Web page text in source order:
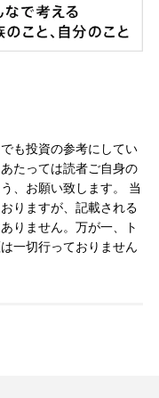
も投資の参考にしてい
たっては読者ご自身の
、お願い致します。 当
りますが、記載される
りません。万が一、ト
一切行っておりません